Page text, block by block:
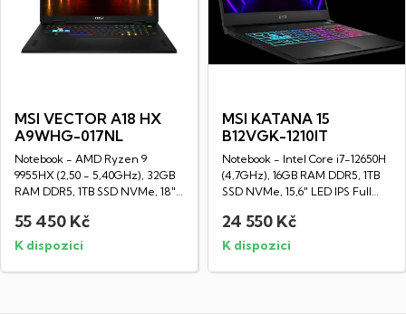
MSI VECTOR A18 HX
A9WHG-017NL
Notebook - AMD Ryzen 9
9955HX (2,50 - 5,40GHz), 32GB
RAM DDR5, 1TB SSD NVMe, 18"
55 450 Kč
K dispozici
MSI KATANA 15
B12VGK-1210IT
Notebook - Intel Core i7-12650H
(4,7GHz), 16GB RAM DDR5, 1TB
SSD NVMe, 15,6" LED IPS Full
24 550 Kč
K dispozici